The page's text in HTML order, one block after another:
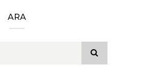
ARA